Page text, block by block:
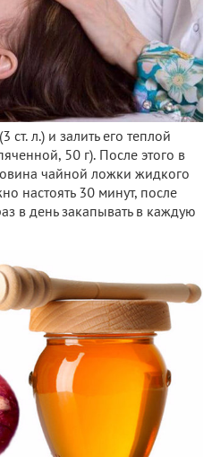
ст. л.) и залить его теплой
50 г). После этого в
чайной ложки жидкого
настоять 30 минут, после
в день закапывать в каждую